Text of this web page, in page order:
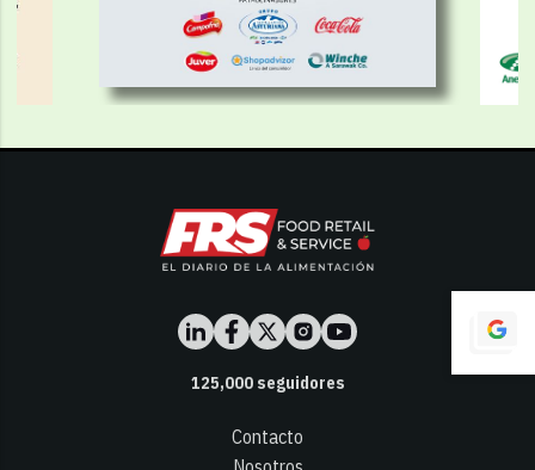
125,000seguidores
Contacto